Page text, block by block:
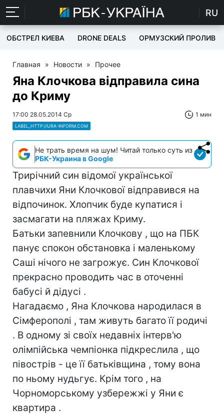
RU
ОБСТРЕЛ КИЕВА DRONE DEALS ОРМУЗСКИЙ ПРОЛИВ
Главная » Новости » Прочее
Яна Клочкова відправила сина
до Криму
17:00 28.05.2014 Ср 1 мин
LABEL_HTTP://URA-INFORM.COM
Не трать время на шум! Читай только суть из
РБК-Украина в Google
Трирічний син відомої української
плавчихи Яни Клочкової відправився на
відпочинок. Хлопчик буде купатися і
засмагати на пляжах Криму.
Батьки запевнили Клочкову , що на ПБК
панує спокон обстановка і маленькому
Саші нічого не загрожує. Син Клочкової
прекрасно проводить час в оточенні
бабусі й дідусі .
Нагадаємо , Яна Клочкова народилася в
Сімферополі , там живуть багато її родичі
. В одному зі своїх недавніх інтерв'ю
олімпійська чемпіонка підкреслила , що
півострів - це її батьківщина , тому вона
по ньому нудьгує. Крім того , на
Чорноморському узбережжі у Яни є
квартира .